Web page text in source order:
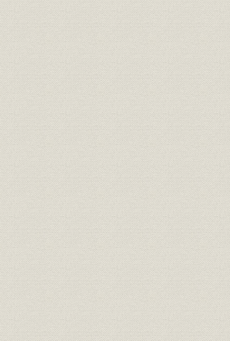
従業員 職員数の推移 明20.12~
組織 部室店機構の変遷
明治20年4
月1日
組織;従業員 部室店長一覧
明治20年4
月1日
組織 社内組織の変遷 昭和18年6
大正7年3